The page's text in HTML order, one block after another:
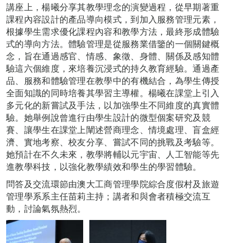
講座上，楊曦分享其教學理念的演變過程，從早期著重
課程內容設計的產品導向模式，到加入服務管理元素，
根據學生需求優化課程內容和教學方法，最終形成體驗
式的導向方法。體驗管理是從服務業借鑒的一個關鍵概
念，旨在通過感官、情感、象徵、身體、關係及感知體
驗這六個維度，來培養沉浸式的持久教育經驗。通過產
品、服務和體驗管理在教學中的有機結合，為學生傳授
全面知識的同時培養其學習主導權。楊曦在課堂上引入
多元化的新嘗試及手法，以加強學生不同維度的真實體
驗。她舉例說曾進行由學生設計的微型個案研究及競
賽、讓學生在課堂上闡述營商理念、情境處理、盲盒經
濟、實地考察、校友分享、嘗試不同的挑戰及考驗等。
她預計在不久未來，教學將輔以元宇宙、人工智能等先
進教學科技，以強化教學績效和學生的學習體驗。
問答及交流環節由澳大工商管理學院綜合度假村及旅遊
管理學系系主任苗莉主持；講者和與會者積極交流互
動，討論氣氛熱烈。